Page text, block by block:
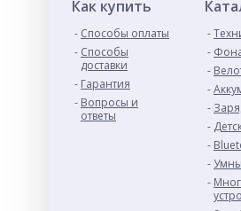
Как купить
Способы оплаты
Способы
доставки
Гарантия
Вопросы и
ответы